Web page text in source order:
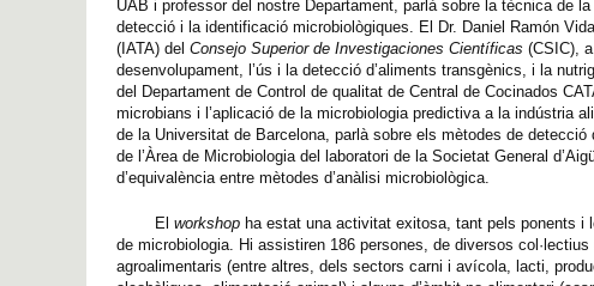
UAB i professor del nostre Departament, parlà sobre la tècnica de
detecció i la identificació microbiològiques. El Dr. Daniel Ramón
(IATA) del Consejo Superior de Investigaciones Científicas (CSIC),
desenvolupament, l’ús i la detecció d’aliments transgènics, i la
del Departament de Control de qualitat de Central de Cocinados
microbians i l’aplicació de la microbiologia predictiva a la indústria
de la Universitat de Barcelona, parlà sobre els mètodes de
de l’Àrea de Microbiologia del laboratori de la Societat General
d’equivalència entre mètodes d’anàlisi microbiològica.
El workshop ha estat una activitat exitosa, tant pels ponents i
de microbiologia. Hi assistiren 186 persones, de diversos
agroalimentaris (entre altres, dels sectors carni i avícola, lacti,